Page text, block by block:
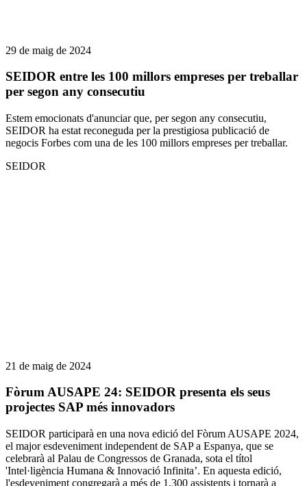
29 de maig de 2024
SEIDOR entre les 100 millors empreses per treballar
per segon any consecutiu
Estem emocionats d'anunciar que, per segon any consecutiu,
SEIDOR ha estat reconeguda per la prestigiosa publicació de
negocis Forbes com una de les 100 millors empreses per treballar.
SEIDOR
21 de maig de 2024
Fòrum AUSAPE 24: SEIDOR presenta els seus
projectes SAP més innovadors
SEIDOR participarà en una nova edició del Fòrum AUSAPE 2024,
el major esdeveniment independent de SAP a Espanya, que se
celebrarà al Palau de Congressos de Granada, sota el títol
'Intel·ligència Humana & Innovació Infinita’. En aquesta edició,
l'esdeveniment congregarà a més de 1.300 assistents i tornarà a